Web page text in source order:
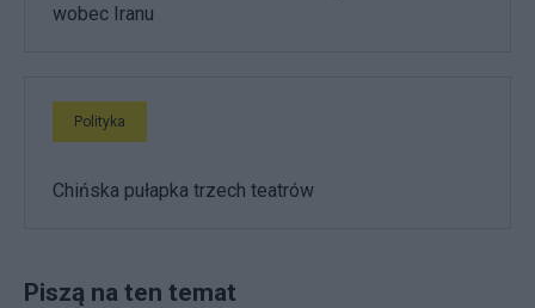
wobec Iranu
Polityka
Chińska pułapka trzech teatrów
Piszą na ten temat